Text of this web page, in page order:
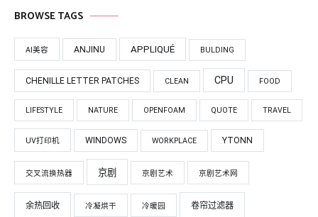
BROWSE TAGS
AI美容 ANJINU APPLIQUÉ BULDING
CHENILLE LETTER PATCHES CLEAN CPU FOOD
LIFESTYLE NATURE OPENFOAM QUOTE TRAVEL
UV打印机 WINDOWS WORKPLACE YTONN
交叉流换热器 京剧 京剧艺术 京剧艺术网
余热回收 冷凝烘干 冷暖园 卷帘过滤器